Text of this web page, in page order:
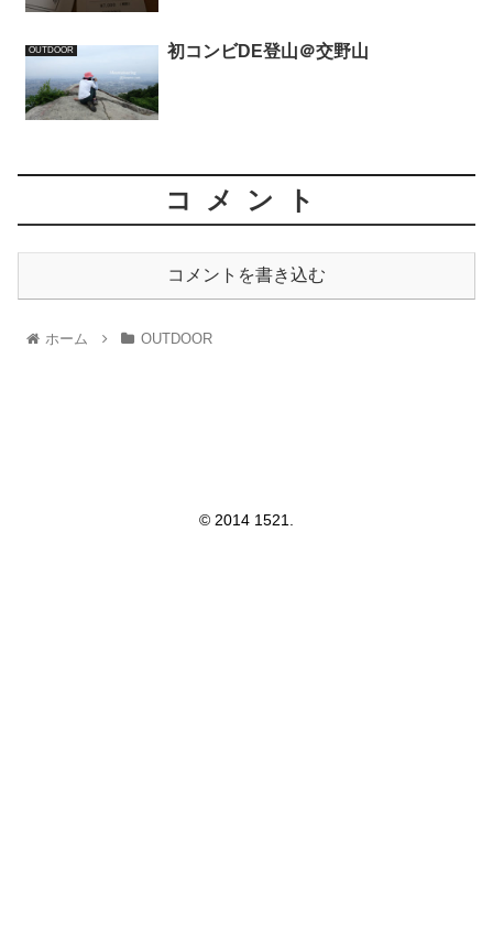
OUTDOOR 初コンビDE登山＠交野山
コメント
コメントを書き込む
ホーム OUTDOOR
© 2014 1521.